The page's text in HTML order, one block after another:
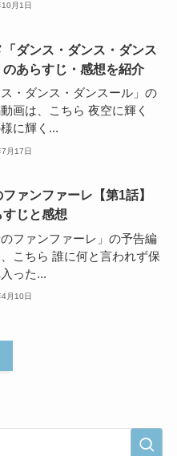
月1日
「ダンス・ダンス・ダンス
のあらすじ・感想を紹介
ス・ダンス・ダンスール」の
画は、こちら 夜空に輝く
に輝く...
月17日
ァンファーレ【第1話】
じと感想
のファンファーレ」の予告編
こちら 誰に何と言われず保
った...
月10日